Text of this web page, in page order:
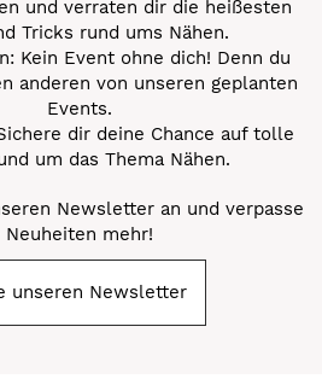
und verraten dir die heißesten
Tricks rund ums Nähen.
Kein Event ohne dich! Denn du
anderen von unseren geplanten
Events.
dir deine Chance auf tolle
um das Thema Nähen.
Newsletter an und verpasse
Neuheiten mehr!
unseren Newsletter